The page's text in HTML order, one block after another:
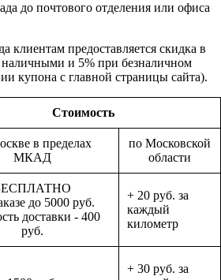
до почтового отделения или офиса
клиентам предоставляется скидка в
наличными и 5% при безналичном
купона с главной страницы сайта).
Стоимость
в пределах
МКАД
по Московской
области
до 5000 руб.
доставки - 400
руб.
+ 20 руб. за
каждый
километр
+ 30 руб. за